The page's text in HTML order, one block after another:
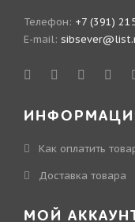
Телефон: +7 (391)
E-mail:
Как оплатить
Доставка товара
МОЙ